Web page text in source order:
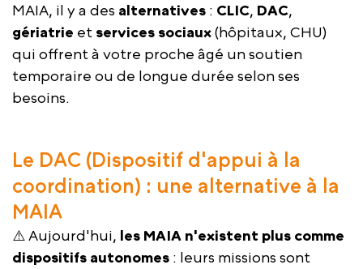
MAIA, il y a des alternatives : CLIC, DAC,
gériatrie et services sociaux(hôpitaux, CHU)
qui offrent à votre proche âgé un soutien
temporaire ou de longue durée selon ses
besoins.
Le DAC (Dispositif d'appui à la
coordination) : une alternative à la
MAIA
⚠️ Aujourd'hui, les MAIA n'existent plus comme
dispositifs autonomes : leurs missions sont